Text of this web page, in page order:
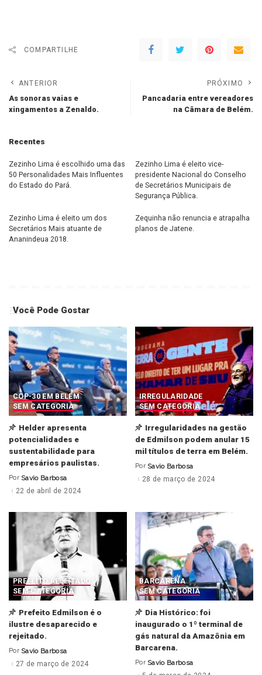
COMPARTILHE
ANTERIOR
As sonoras vaias e
xingamentos a Zenaldo.
PRÓXIMO
Pancadaria entre vereadores
na Câmara de Belém.
Recentes
Zezinho Lima é escolhido uma das
50 Personalidades Mais Influentes
do Estado do Pará.
Zezinho Lima é eleito vice-
presidente Nacional do Conselho
de Secretários Municipais de
Segurança Pública.
Zezinho Lima é eleito um dos
Secretários Mais atuante de
Ananindeua 2018.
Zequinha não renuncia e atrapalha
planos de Jatene.
Você Pode Gostar
COP-30 EM BELÉM
SEM CATEGORIA
Helder apresenta
potencialidades e
sustentabilidade para
empresários paulistas.
Posted
by
Por Savio Barbosa
22 de abril de 2024
IRREGULARIDADE
SEM CATEGORIA
Irregularidades na gestão
de Edmilson podem anular 15
mil títulos de terra em Belém.
Posted
by
Por Savio Barbosa
28 de março de 2024
PREFEITO REJEITADO
SEM CATEGORIA
Prefeito Edmilson é o
ilustre desaparecido e
rejeitado.
Posted
by
Por Savio Barbosa
27 de março de 2024
BARCARENA
SEM CATEGORIA
Dia Histórico: foi
inaugurado o 1º terminal de
gás natural da Amazônia em
Barcarena.
Posted
by
Por Savio Barbosa